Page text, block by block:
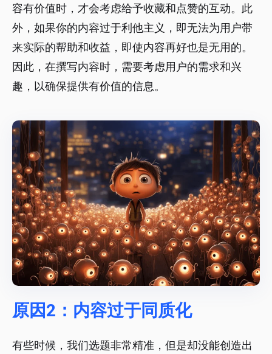
容有价值时，才会考虑给予收藏和点赞的互动。此
外，如果你的内容过于利他主义，即无法为用户带
来实际的帮助和收益，即使内容再好也是无用的。
因此，在撰写内容时，需要考虑用户的需求和兴
趣，以确保提供有价值的信息。
原因2：内容过于同质化
有些时候，我们选题非常精准，但是却没能创造出